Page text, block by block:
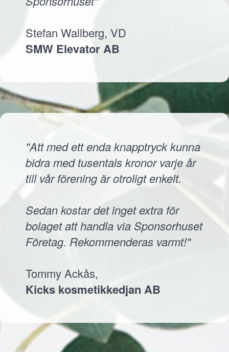
Stefan Wallberg, VD
SMW Elevator AB
"Att med ett enda knapptryck kunna
bidra med tusentals kronor varje år
till vår förening är otroligt enkelt.
Sedan kostar det inget extra för
bolaget att handla via Sponsorhuset
Företag. Rekommenderas varmt!"
Tommy Ackås,
Kicks kosmetikkedjan AB